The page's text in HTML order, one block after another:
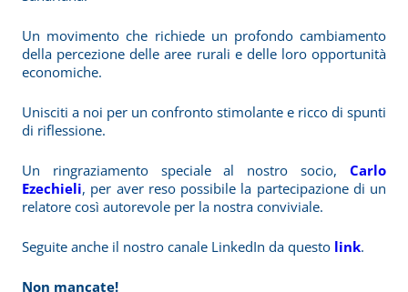
Un movimento che richiede un profondo cambiamento
della percezione delle aree rurali e delle loro opportunità
economiche.
Unisciti a noi per un confronto stimolante e ricco di spunti
di riflessione.
Un ringraziamento speciale al nostro socio, Carlo
Ezechieli, per aver reso possibile la partecipazione di un
relatore così autorevole per la nostra conviviale.
Seguite anche il nostro canale LinkedIn da questo link.
Non mancate!